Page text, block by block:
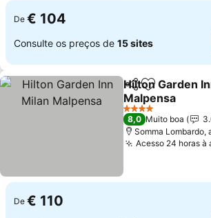
De € 104
Consulte os preços de 15 sites
PartilharAdicionar
Hilton Garden
Malpensa
4 Estrelas
8,0 Muito boa
Somma Lombardo,
Acesso 24 horas à
De € 110